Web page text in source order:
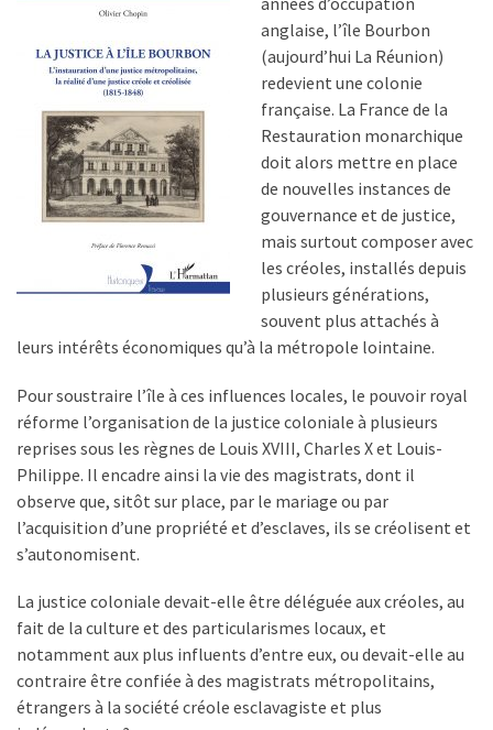
anglaise, l’île Bourbon
(aujourd’hui La Réunion)
redevient une colonie
française. La France de la
Restauration monarchique
doit alors mettre en place
de nouvelles instances de
gouvernance et de justice,
mais surtout composer avec
les créoles, installés depuis
plusieurs générations,
souvent plus attachés à
leurs intérêts économiques qu’à la métropole lointaine.
Pour soustraire l’île à ces influences locales, le pouvoir royal
réforme l’organisation de la justice coloniale à plusieurs
reprises sous les règnes de Louis XVIII, Charles X et Louis-
Philippe. Il encadre ainsi la vie des magistrats, dont il
observe que, sitôt sur place, par le mariage ou par
l’acquisition d’une propriété et d’esclaves, ils se créolisent et
s’autonomisent.
La justice coloniale devait-elle être déléguée aux créoles, au
fait de la culture et des particularismes locaux, et
notamment aux plus influents d’entre eux, ou devait-elle au
contraire être confiée à des magistrats métropolitains,
étrangers à la société créole esclavagiste et plus